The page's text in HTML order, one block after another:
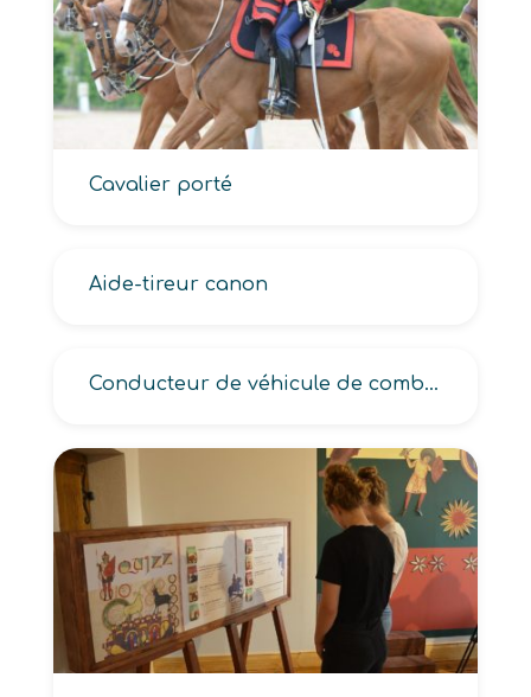
Cavalier porté
Aide-tireur canon
Conducteur de véhicule de combat